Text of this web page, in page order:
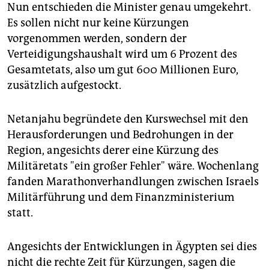
Nun entschieden die Minister genau umgekehrt.
Es sollen nicht nur keine Kürzungen
vorgenommen werden, sondern der
Verteidigungshaushalt wird um 6 Prozent des
Gesamtetats, also um gut 600 Millionen Euro,
zusätzlich aufgestockt.
Netanjahu begründete den Kurswechsel mit den
Herausforderungen und Bedrohungen in der
Region, angesichts derer eine Kürzung des
Militäretats "ein großer Fehler" wäre. Wochenlang
fanden Marathonverhandlungen zwischen Israels
Militärführung und dem Finanzministerium
statt.
Angesichts der Entwicklungen in Ägypten sei dies
nicht die rechte Zeit für Kürzungen, sagen die